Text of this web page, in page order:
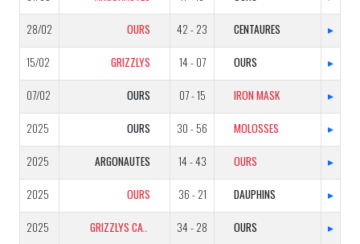
28/02 OURS 42 - 23 CENTAURES ▸
15/02 GRIZZLYS 14 - 07 OURS ▸
07/02 OURS 07 - 15 IRON MASK ▸
2025 OURS 30 - 56 MOLOSSES ▸
2025 ARGONAUTES 14 - 43 OURS ▸
2025 OURS 36 - 21 DAUPHINS ▸
2025 GRIZZLYS CATALANS 34 - 28 OURS ▸